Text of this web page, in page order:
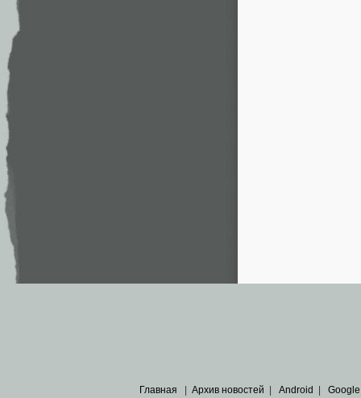
Главная Архив новостей Android Google